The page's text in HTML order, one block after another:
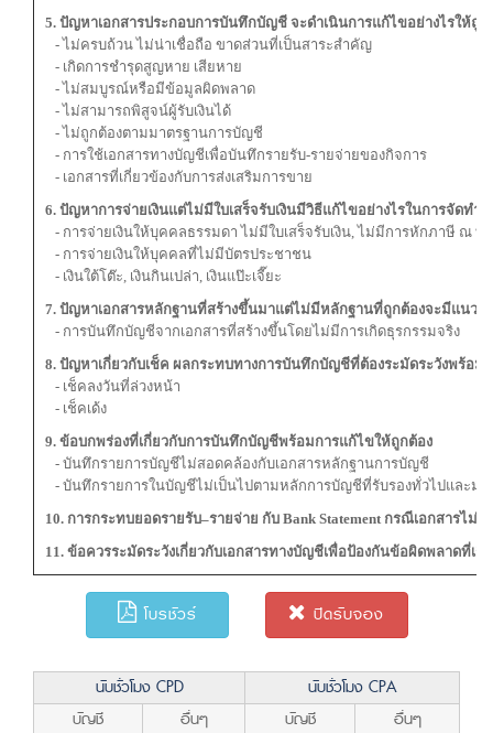
5. ปัญหาเอกสารประกอบการบันทึกบัญชี จะดำเนินการแก้ไขอย่างไรให้ถูก
- ไม่ครบถ้วน ไม่น่าเชื่อถือ ขาดส่วนที่เป็นสาระสำคัญ
- เกิดการชำรุดสูญหาย เสียหาย
- ไม่สมบูรณ์หรือมีข้อมูลผิดพลาด
- ไม่สามารถพิสูจน์ผู้รับเงินได้
- ไม่ถูกต้องตามมาตรฐานการบัญชี
- การใช้เอกสารทางบัญชีเพื่อบันทึกรายรับ-รายจ่ายของกิจการ
- เอกสารที่เกี่ยวข้องกับการส่งเสริมการขาย
6. ปัญหาการจ่ายเงินแต่ไม่มีใบเสร็จรับเงินมีวิธีแก้ไขอย่างไรในการจัดทำ
- การจ่ายเงินให้บุคคลธรรมดา ไม่มีใบเสร็จรับเงิน, ไม่มีการหักภาษี ณ ที่
- การจ่ายเงินให้บุคคลที่ไม่มีบัตรประชาชน
- เงินใต้โต๊ะ, เงินกินเปล่า, เงินแป๊ะเจี๊ยะ
7. ปัญหาเอกสารหลักฐานที่สร้างขึ้นมาแต่ไม่มีหลักฐานที่ถูกต้องจะมีแนวท
- การบันทึกบัญชีจากเอกสารที่สร้างขึ้นโดยไม่มีการเกิดธุรกรรมจริง
8. ปัญหาเกี่ยวกับเช็ค ผลกระทบทางการบันทึกบัญชีที่ต้องระมัดระวังพร้อ
- เช็คลงวันที่ล่วงหน้า
- เช็คเด้ง
9. ข้อบกพร่องที่เกี่ยวกับการบันทึกบัญชีพร้อมการแก้ไขให้ถูกต้อง
- บันทึกรายการบัญชีไม่สอดคล้องกับเอกสารหลักฐานการบัญชี
- บันทึกรายการในบัญชีไม่เป็นไปตามหลักการบัญชีที่รับรองทั่วไปและม
10. การกระทบยอดรายรับ–รายจ่าย กับ Bank Statement กรณีเอกสารไม่
11. ข้อควรระมัดระวังเกี่ยวกับเอกสารทางบัญชีเพื่อป้องกันข้อผิดพลาดที่เกิ
โบรชัวร์ ปิดรับจอง
นับชั่วโมง CPD
นับชั่วโมง CPA
บัญชี
อื่นๆ บัญชี อื่นๆ